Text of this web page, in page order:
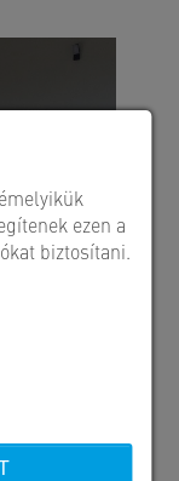
ezen a
biztosítani.